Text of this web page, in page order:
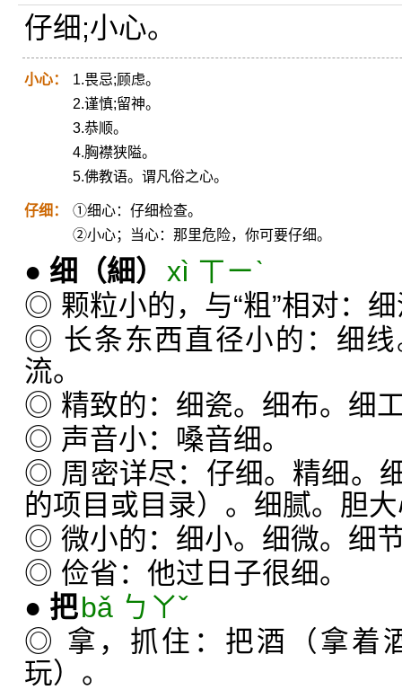
仔细;小心。
小心：
1.畏忌;顾虑。
2.谨慎;留神。
3.恭顺。
4.胸襟狭隘。
5.佛教语。谓凡俗之心。
仔细：
①细心：仔细检查。
②小心；当心：那里危险，你可要仔细。
● 细 （細） xì ㄒㄧˋ
◎ 颗粒小的，与“粗”相对：
◎ 长条东西直径小的：细
流。
◎ 精致的：细瓷。细布。细
◎ 声音小：嗓音细。
◎ 周密详尽：仔细。精细。
的项目或目录）。细腻。胆
◎ 微小的：细小。细微。细
◎ 俭省：他过日子很细。
● 把bǎ ㄅㄚˇ
◎ 拿，抓住：把酒（拿着
玩）。